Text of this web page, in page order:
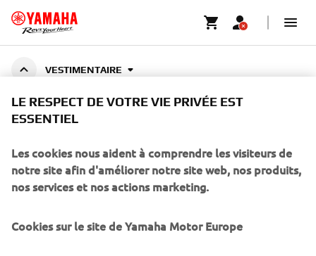
VESTIMENTAIRE
LE RESPECT DE VOTRE VIE PRIVÉE EST
ESSENTIEL
Les cookies nous aident à comprendre les visiteurs de
notre site afin d'améliorer notre site web, nos produits,
nos services et nos actions marketing.
Cookies sur le site de Yamaha Motor Europe